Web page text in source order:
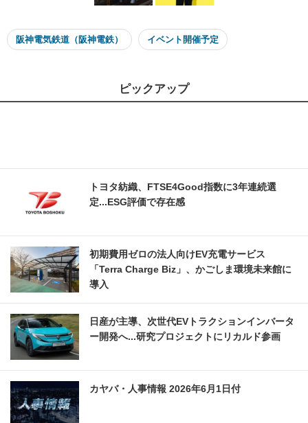
阪神電気鉄道（阪神電鉄） イベント開催予定
ピックアップ
トヨタ紡織、FTSE4Good指数に3年連続選
定...ESG評価で存在感
初期費用ゼロの法人向けEV充電サービス
「Terra Charge Biz」、かごしま環境未来館に
導入
日産が主導、次世代EVトラクションインバータ
ー開発へ...研究プロジェクトにリカルド参画
カヤバ・人事情報 2026年6月1日付